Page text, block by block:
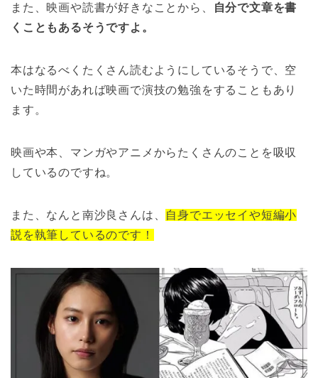
また、映画や読書が好きなことから、
自分で文章を書
くこともあるそうですよ。
本はなるべくたくさん読むようにしているそうで、空
いた時間があれば映画で演技の勉強をすることもあり
ます。
映画や本、マンガやアニメからたくさんのことを吸収
しているのですね。
また、なんと南沙良さんは、 自身でエッセイや短編小
説を執筆しているのです！